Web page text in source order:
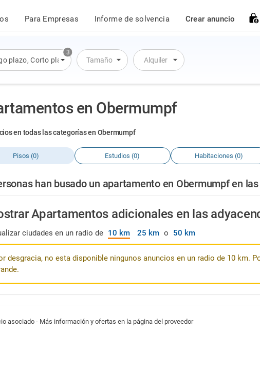
Para Empresas Informe de solvencia Crear anuncio
3
plazo,Corto plazo , Alquiler por día
Tamaño Alquiler
en Obermumpf
en todas las categorías en Obermumpf
Pisos (0) Estudios (0) Habitaciones (0)
han busado un apartamento en Obermumpf en
Apartamentos adicionales en las
ciudades en un radio de 10 km 25 km o 50 km
desgracia, no esta disponible ningunos anuncios en un radio de 10 km.
asociado - Más información y ofertas en la página del proveedor